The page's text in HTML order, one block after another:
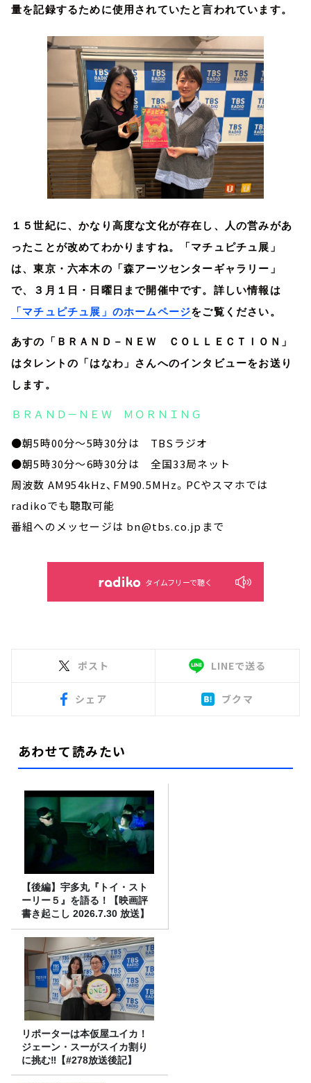
量を記録するために使用されていたと言われています。
１５世紀に、かなり高度な文化が存在し、人の営みがあ
ったことが改めてわかりますね。「マチュピチュ展」
は、東京・六本木の「森アーツセンターギャラリー」
で、３月１日・日曜日まで開催中です。詳しい情報は
「マチュピチュ展」のホームページをご覧ください。
あすの「ＢＲＡＮＤ－ＮＥＷ ＣＯＬＬＥＣＴＩＯＮ」
はタレントの「はなわ」さんへのインタビューをお送り
します。
ＢＲＡＮＤ－ＮＥＷ ＭＯＲＮＩＮＧ
●朝5時00分～5時30分は TBSラジオ
●朝5時30分～6時30分は 全国33局ネット
周波数 AM954kHz、FM90.5MHz。PCやスマホでは
radikoでも聴取可能
番組へのメッセージは bn@tbs.co.jpまで
タイムフリーで聴く
ポスト LINEで送る
シェア ブクマ
あわせて読みたい
【後編】宇多丸『トイ・スト
ーリー５』を語る！【映画評
書き起こし 2026.7.30 放送】
リポーターは本仮屋ユイカ！
ジェーン・スーがスイカ割り
に挑む‼【#278放送後記】